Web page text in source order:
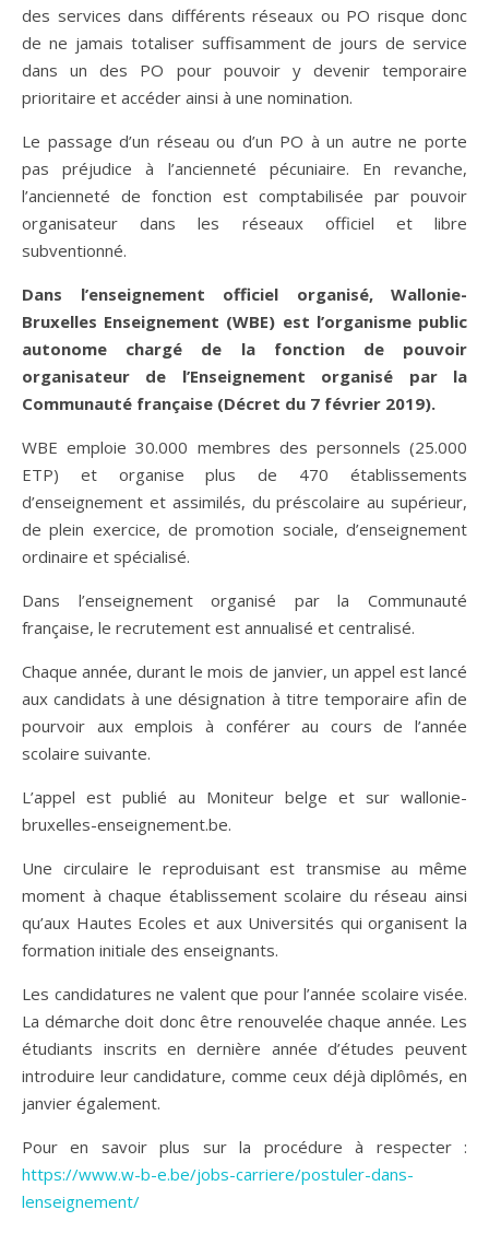
des services dans différents réseaux ou PO risque donc
de ne jamais totaliser suffisamment de jours de service
dans un des PO pour pouvoir y devenir temporaire
prioritaire et accéder ainsi à une nomination.
Le passage d’un réseau ou d’un PO à un autre ne porte
pas préjudice à l’ancienneté pécuniaire. En revanche,
l’ancienneté de fonction est comptabilisée par pouvoir
organisateur dans les réseaux officiel et libre
subventionné.
Dans l’enseignement officiel organisé, Wallonie-
Bruxelles Enseignement (WBE) est l’organisme public
autonome chargé de la fonction de pouvoir
organisateur de l’Enseignement organisé par la
Communauté française (Décret du 7 février 2019).
WBE emploie 30.000 membres des personnels (25.000
ETP) et organise plus de 470 établissements
d’enseignement et assimilés, du préscolaire au supérieur,
de plein exercice, de promotion sociale, d’enseignement
ordinaire et spécialisé.
Dans l’enseignement organisé par la Communauté
française, le recrutement est annualisé et centralisé.
Chaque année, durant le mois de janvier, un appel est lancé
aux candidats à une désignation à titre temporaire afin de
pourvoir aux emplois à conférer au cours de l’année
scolaire suivante.
L’appel est publié au Moniteur belge et sur wallonie-
bruxelles-enseignement.be.
Une circulaire le reproduisant est transmise au même
moment à chaque établissement scolaire du réseau ainsi
qu’aux Hautes Ecoles et aux Universités qui organisent la
formation initiale des enseignants.
Les candidatures ne valent que pour l’année scolaire visée.
La démarche doit donc être renouvelée chaque année. Les
étudiants inscrits en dernière année d’études peuvent
introduire leur candidature, comme ceux déjà diplômés, en
janvier également.
Pour en savoir plus sur la procédure à respecter :
https://www.w-b-e.be/jobs-carriere/postuler-dans-
lenseignement/